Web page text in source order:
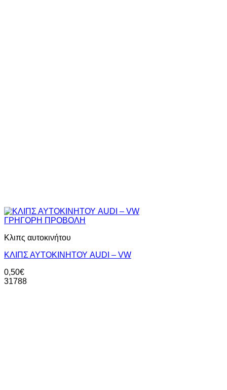
ΓΡΗΓΟΡΗ ΠΡΟΒΟΛΗ
Κλιπς αυτοκινήτου
ΚΛΙΠΣ ΑΥΤΟΚΙΝΗΤΟΥ AUDI – VW
0,50€
31788